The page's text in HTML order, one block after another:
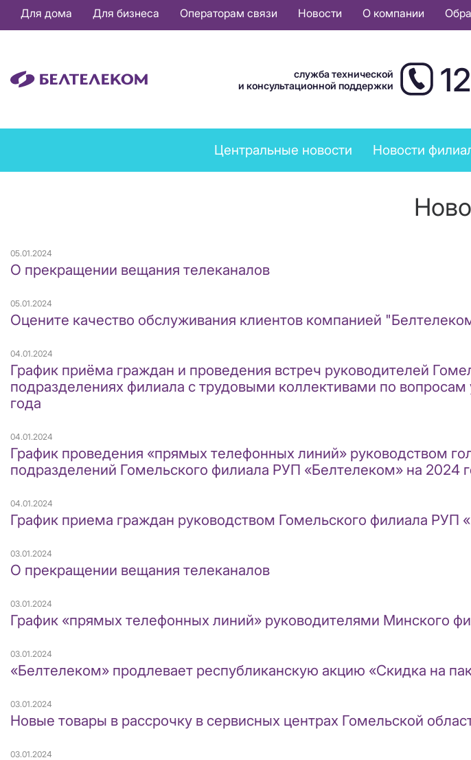
Основная
навигация
Для дома Для бизнеса Операторам связи Новости О компании
служба технической
и консультационной поддержки
News
menu
Центральные новости Новости
05.01.2024
О прекращении вещания телеканалов
05.01.2024
Оцените качество обслуживания клиентов компанией
04.01.2024
График приёма граждан и проведения встреч руководителей
подразделениях филиала с трудовыми коллективами по
года
04.01.2024
График проведения «прямых телефонных линий» руководством
подразделений Гомельского филиала РУП «Белтелеком» на 2024
04.01.2024
График приема граждан руководством Гомельского филиала РУП
03.01.2024
О прекращении вещания телеканалов
03.01.2024
График «прямых телефонных линий» руководителями Минского
03.01.2024
«Белтелеком» продлевает республиканскую акцию «Скидка на
03.01.2024
Новые товары в рассрочку в сервисных центрах Гомельской
03.01.2024